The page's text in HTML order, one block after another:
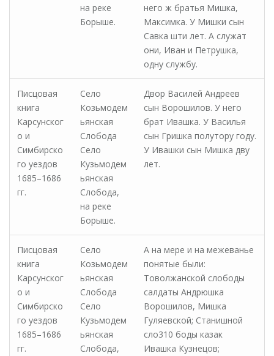
на реке
Борыше.
него ж братья Мишка,
Максимка. У Мишки сын
Савка шти лет. А служат
они, Иван и Петрушка,
одну службу.
Писцовая
книга
Карсунског
о и
Симбирско
го уездов
1685–1686
гг.
Село
Козьмодем
ьянская
Слобода
Село
Кузьмодем
ьянская
Слобода,
на реке
Борыше.
Двор Василей Андреев
сын Ворошилов. У него
брат Ивашка. У Василья
сын Гришка полутору году.
У Ивашки сын Мишка дву
лет.
Писцовая
книга
Карсунског
о и
Симбирско
го уездов
1685–1686
гг.
Село
Козьмодем
ьянская
Слобода
Село
Кузьмодем
ьянская
Слобода,
А на мере и на межеванье
понятые были:
Товолжанской слободы
салдаты Андрюшка
Ворошилов, Мишка
Гуляевской; Станишной
сло310 боды казак
Ивашка Кузнецов;